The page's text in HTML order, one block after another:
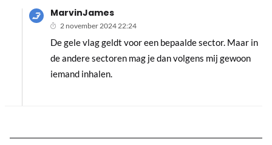
MarvinJames
2 november 2024 22:24
De gele vlag geldt voor een bepaalde sector. Maar in
de andere sectoren mag je dan volgens mij gewoon
iemand inhalen.